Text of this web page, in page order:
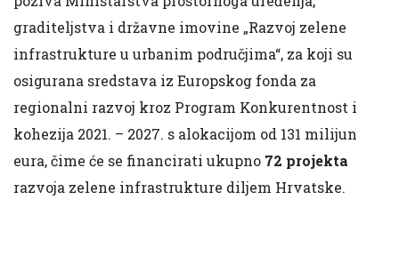
graditeljstva i državne imovine „Razvoj zelene
infrastrukture u urbanim područjima“, za koji su
osigurana sredstava iz Europskog fonda za
regionalni razvoj kroz Program Konkurentnost i
kohezija 2021. – 2027. s alokacijom od 131 milijun
eura, čime će se financirati ukupno 72 projekta
razvoja zelene infrastrukture diljem Hrvatske.